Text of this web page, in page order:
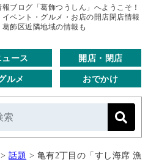
ブログ「葛飾つうしん」へようこそ！
ベント・グルメ・お店の開店閉店情報
飾区近隣地域の情報も
ュース 開店・閉店
ルメ おでかけ
> 話題 > 亀有2丁目の「すし海席 漁